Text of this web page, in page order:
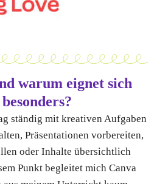
warum eignet sich
ständig mit kreativen Aufgaben
Präsentationen vorbereiten,
oder Inhalte übersichtlich
Punkt begleitet mich Canva